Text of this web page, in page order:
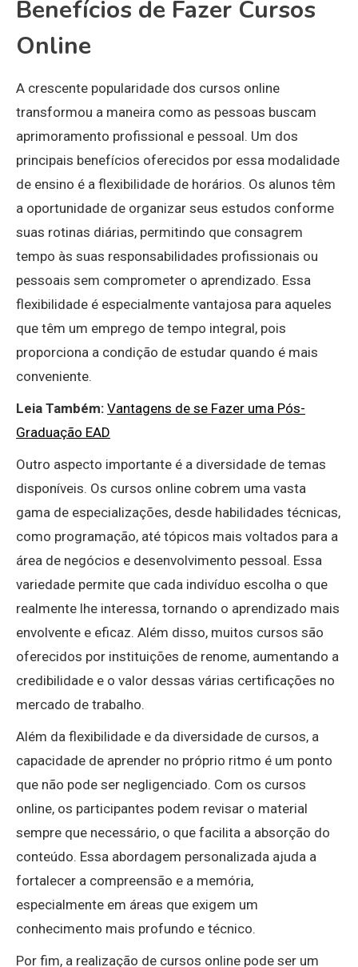
Benefícios de Fazer Cursos
Online
A crescente popularidade dos cursos online
transformou a maneira como as pessoas buscam
aprimoramento profissional e pessoal. Um dos
principais benefícios oferecidos por essa modalidade
de ensino é a flexibilidade de horários. Os alunos têm
a oportunidade de organizar seus estudos conforme
suas rotinas diárias, permitindo que consagrem
tempo às suas responsabilidades profissionais ou
pessoais sem comprometer o aprendizado. Essa
flexibilidade é especialmente vantajosa para aqueles
que têm um emprego de tempo integral, pois
proporciona a condição de estudar quando é mais
conveniente.
Leia Também: Vantagens de se Fazer uma Pós-
Graduação EAD
Outro aspecto importante é a diversidade de temas
disponíveis. Os cursos online cobrem uma vasta
gama de especializações, desde habilidades técnicas,
como programação, até tópicos mais voltados para a
área de negócios e desenvolvimento pessoal. Essa
variedade permite que cada indivíduo escolha o que
realmente lhe interessa, tornando o aprendizado mais
envolvente e eficaz. Além disso, muitos cursos são
oferecidos por instituições de renome, aumentando a
credibilidade e o valor dessas várias certificações no
mercado de trabalho.
Além da flexibilidade e da diversidade de cursos, a
capacidade de aprender no próprio ritmo é um ponto
que não pode ser negligenciado. Com os cursos
online, os participantes podem revisar o material
sempre que necessário, o que facilita a absorção do
conteúdo. Essa abordagem personalizada ajuda a
fortalecer a compreensão e a memória,
especialmente em áreas que exigem um
conhecimento mais profundo e técnico.
Por fim, a realização de cursos online pode ser um